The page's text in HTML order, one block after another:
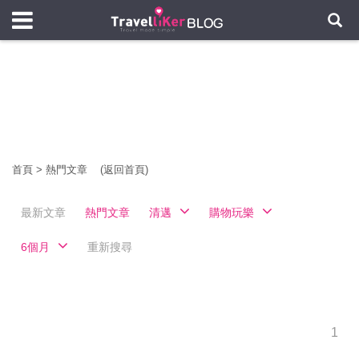
首頁 > 熱門文章 (返回首頁)
最新文章 熱門文章 清邁 購物玩樂
6個月 重新搜尋
1